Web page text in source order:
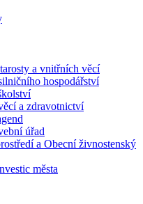
a vnitřních věcí
hospodářství
a zdravotnictví
úřad
a Obecní živnostenský
města